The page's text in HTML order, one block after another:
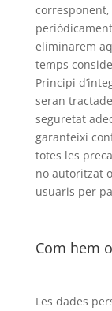
eliminarem
temps
Principi
seran
seguretat
garanteixi
totes les
no autoritzat
usuaris per
Com hem
Les dades